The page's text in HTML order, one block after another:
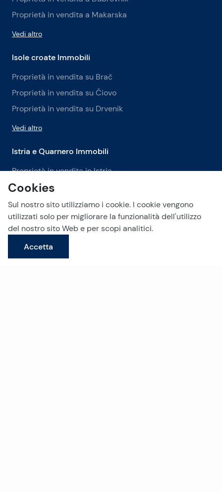
Proprietà in vendita a Makarska
Vedi altro
Isole croate Immobili
Proprietà in vendita su Brač
Proprietà in vendita su Čiovo
Proprietà in vendita su Drvenik
Vedi altro
Istria e Quarnero Immobili
Proprietà in vendita in Istria
Proprietà in vendita a Labin
Proprietà in vendita a Opatija
Vedi altro
Cookies
Sul nostro sito utilizziamo i cookie. I cookie vengono
utilizzati solo per migliorare la funzionalità dell'utilizzo
del nostro sito Web e per scopi analitici.
Accetta